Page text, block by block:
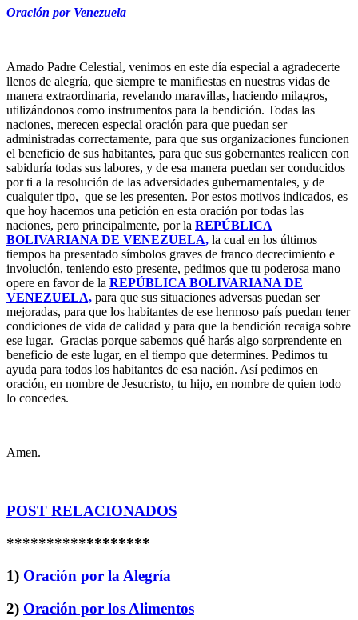
Oración por Venezuela
Amado Padre Celestial, venimos en este día especial a agradecerte
llenos de alegría, que siempre te manifiestas en nuestras vidas de
manera extraordinaria, revelando maravillas, haciendo milagros,
utilizándonos como instrumentos para la bendición. Todas las
naciones, merecen especial oración para que puedan ser
administradas correctamente, para que sus organizaciones funcionen
el beneficio de sus habitantes, para que sus gobernantes realicen con
sabiduría todas sus labores, y de esa manera puedan ser conducidos
por ti a la resolución de las adversidades gubernamentales, y de
cualquier tipo, que se les presenten. Por estos motivos indicados, es
que hoy hacemos una petición en esta oración por todas las
naciones, pero principalmente, por la REPÚBLICA
BOLIVARIANA DE VENEZUELA, la cual en los últimos
tiempos ha presentado símbolos graves de franco decrecimiento e
involución, teniendo esto presente, pedimos que tu poderosa mano
opere en favor de la REPÚBLICA BOLIVARIANA DE
VENEZUELA, para que sus situaciones adversas puedan ser
mejoradas, para que los habitantes de ese hermoso país puedan tener
condiciones de vida de calidad y para que la bendición recaiga sobre
ese lugar. Gracias porque sabemos qué harás algo sorprendente en
beneficio de este lugar, en el tiempo que determines. Pedimos tu
ayuda para todos los habitantes de esa nación. Así pedimos en
oración, en nombre de Jesucristo, tu hijo, en nombre de quien todo
lo concedes.
Amen.
POST RELACIONADOS
******************
1) Oración por la Alegría
2) Oración por los Alimentos